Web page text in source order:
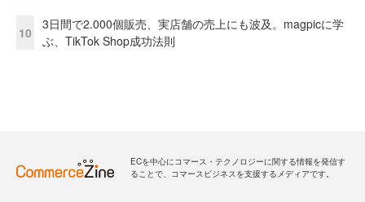
10
3日間で2.000個販売、実店舗の売上にも波及。magpicに学
ぶ、TikTok Shop成功法則
ECを中心にコマース・テクノロジーに関する情報を発信す
ることで、コマースビジネスを支援するメディアです。